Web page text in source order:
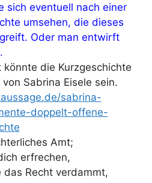
sich eventuell nach einer
umsehen, die dieses
Oder man entwirft
könnte die Kurzgeschichte
von Sabrina Eisele sein.
sabrina-
doppelt-offene-
Amt;
erfrechen,
das Recht verdammt,